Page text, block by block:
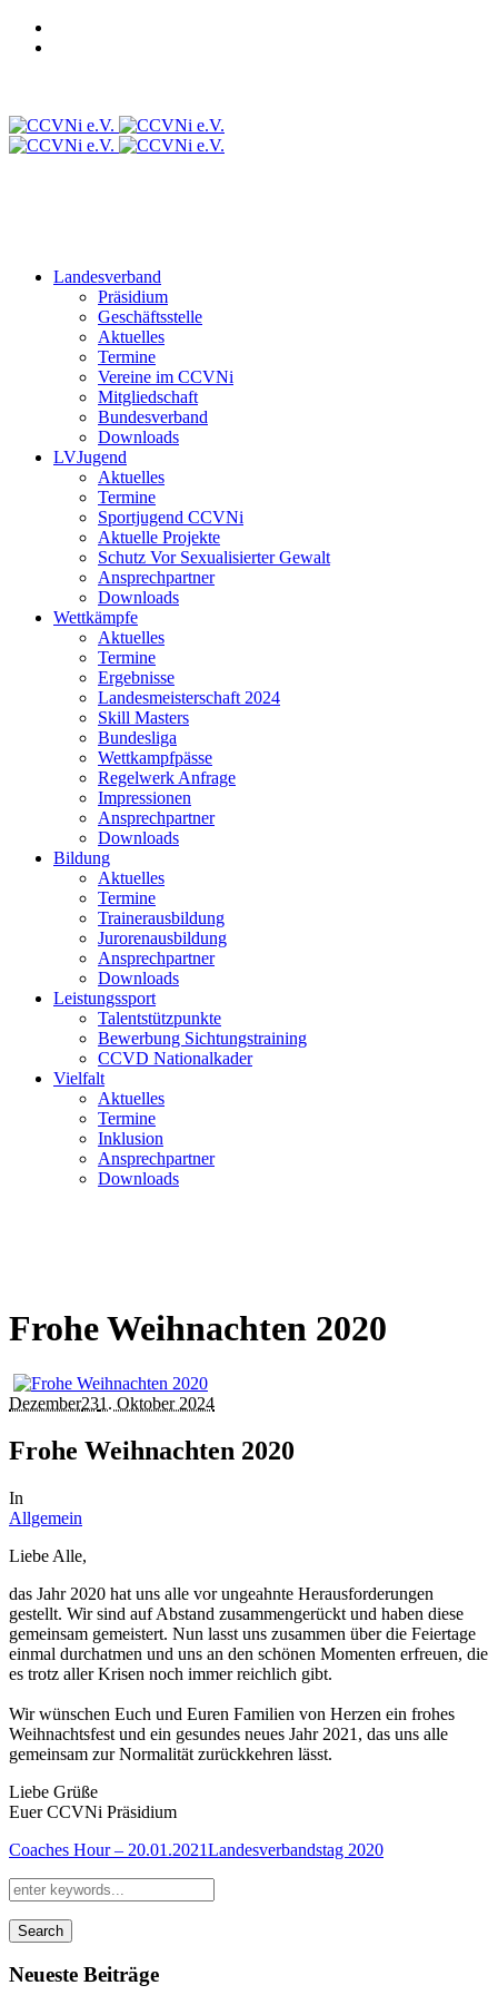
Landesverband
Präsidium
Geschäftsstelle
Aktuelles
Termine
Vereine im CCVNi
Mitgliedschaft
Bundesverband
Downloads
LVJugend
Aktuelles
Termine
Sportjugend CCVNi
Aktuelle Projekte
Schutz Vor Sexualisierter Gewalt
Ansprechpartner
Downloads
Wettkämpfe
Aktuelles
Termine
Ergebnisse
Landesmeisterschaft 2024
Skill Masters
Bundesliga
Wettkampfpässe
Regelwerk Anfrage
Impressionen
Ansprechpartner
Downloads
Bildung
Aktuelles
Termine
Trainerausbildung
Jurorenausbildung
Ansprechpartner
Downloads
Leistungssport
Talentstützpunkte
Bewerbung Sichtungstraining
CCVD Nationalkader
Vielfalt
Aktuelles
Termine
Inklusion
Ansprechpartner
Downloads
Frohe Weihnachten 2020
Dezember231. Oktober 2024
Frohe Weihnachten 2020
In
Allgemein
Liebe Alle,
das Jahr 2020 hat uns alle vor ungeahnte Herausforderungen
gestellt. Wir sind auf Abstand zusammengerückt und haben diese
gemeinsam gemeistert. Nun lasst uns zusammen über die Feiertage
einmal durchatmen und uns an den schönen Momenten erfreuen, die
es trotz aller Krisen noch immer reichlich gibt.
Wir wünschen Euch und Euren Familien von Herzen ein frohes
Weihnachtsfest und ein gesundes neues Jahr 2021, das uns alle
gemeinsam zur Normalität zurückkehren lässt.
Liebe Grüße
Euer CCVNi Präsidium
Coaches Hour – 20.01.2021Landesverbandstag 2020
Search
Neueste Beiträge